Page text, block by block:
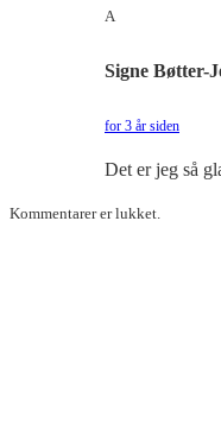
A
Signe Bøtter-
for 3 år siden
Det er jeg så
Kommentarer er lukket.